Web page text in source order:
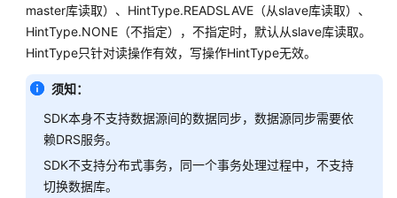
开
发
简
发
流
程
master库读取）、HintType.READSLAVE（从slave库读取）、
HintType.NONE（不指定），不指定时，默认从slave库读取。
HintType只针对读操作有效，写操作HintType无效。
须知：
SDK本身不支持数据源间的数据同步，数据源同步需要依
赖DRS服务。
SDK不支持分布式事务，同一个事务处理过程中，不支持
切换数据库。